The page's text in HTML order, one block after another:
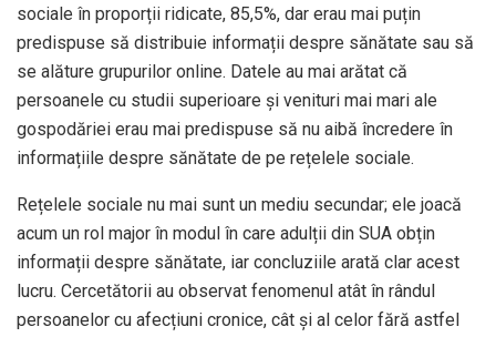
sociale în proporții ridicate, 85,5%, dar erau mai puțin
predispuse să distribuie informații despre sănătate sau să
se alăture grupurilor online. Datele au mai arătat că
persoanele cu studii superioare și venituri mai mari ale
gospodăriei erau mai predispuse să nu aibă încredere în
informațiile despre sănătate de pe rețelele sociale.
Rețelele sociale nu mai sunt un mediu secundar; ele joacă
acum un rol major în modul în care adulții din SUA obțin
informații despre sănătate, iar concluziile arată clar acest
lucru. Cercetătorii au observat fenomenul atât în rândul
persoanelor cu afecțiuni cronice, cât și al celor fără astfel